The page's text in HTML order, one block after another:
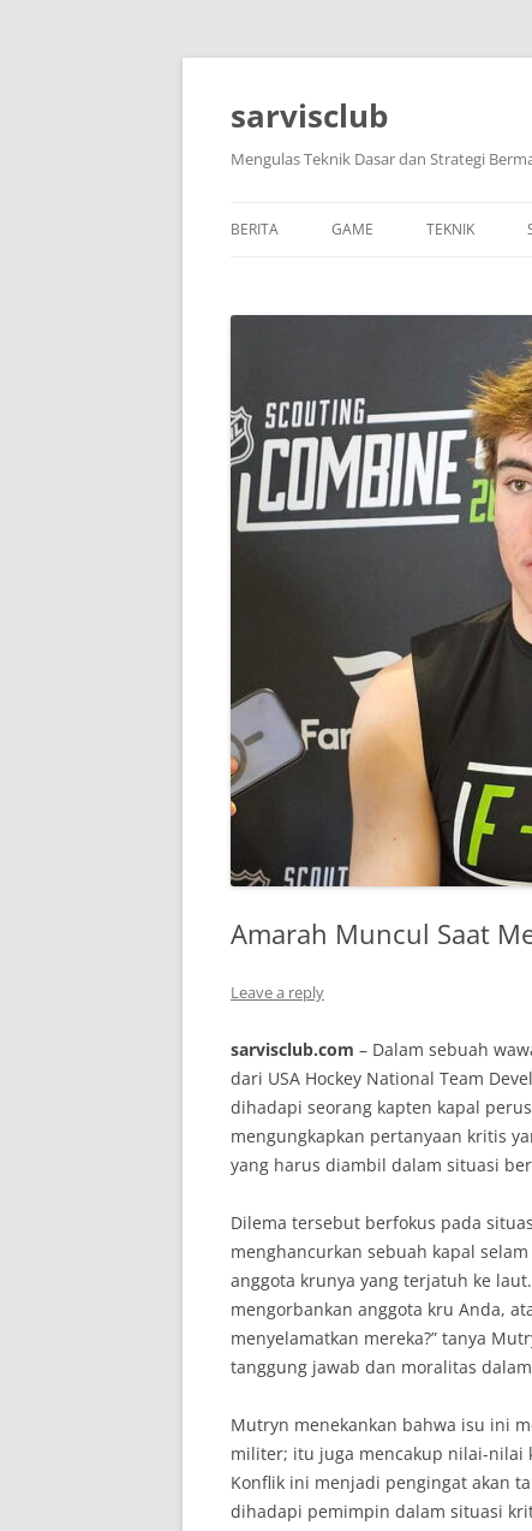
Skip
sarvisclub
Mengulas Teknik Dasar dan Strategi
BERITA GAME TEKNIK
Amarah Muncul Saat
Leave a reply
sarvisclub.com – Dalam sebuah
dari USA Hockey National Team
dihadapi seorang kapten kapal
mengungkapkan pertanyaan kritis
yang harus diambil dalam situasi
Dilema tersebut berfokus pada
menghancurkan sebuah kapal
anggota krunya yang terjatuh ke
mengorbankan anggota kru Anda,
menyelamatkan mereka?” tanya
tanggung jawab dan moralitas
Mutryn menekankan bahwa isu ini
militer; itu juga mencakup nilai-nilai
Konflik ini menjadi pengingat akan
dihadapi pemimpin dalam situasi